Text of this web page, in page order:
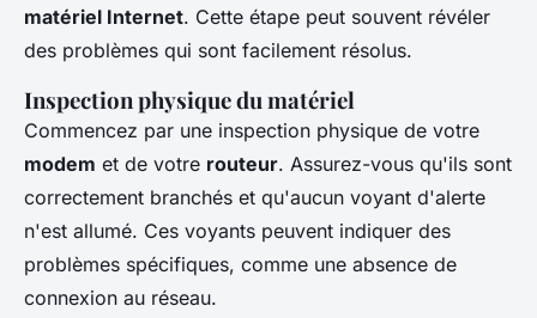
matériel Internet. Cette étape peut souvent révéler
des problèmes qui sont facilement résolus.
Inspection physique du matériel
Commencez par une inspection physique de votre
modem et de votre routeur. Assurez-vous qu'ils sont
correctement branchés et qu'aucun voyant d'alerte
n'est allumé. Ces voyants peuvent indiquer des
problèmes spécifiques, comme une absence de
connexion au réseau.